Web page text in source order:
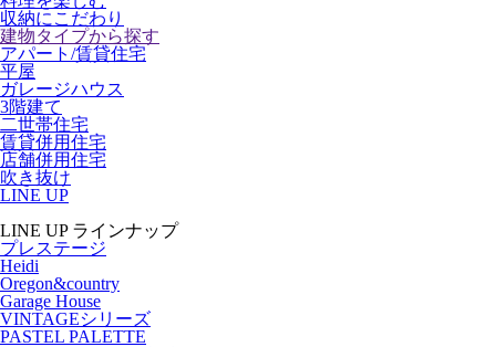
収納にこだわり
建物タイプから探す
アパート/賃貸住宅
平屋
ガレージハウス
3階建て
二世帯住宅
賃貸併用住宅
店舗併用住宅
吹き抜け
LINE UP
LINE UP ラインナップ
プレステージ
Heidi
Oregon&country
Garage House
VINTAGEシリーズ
PASTEL PALETTE